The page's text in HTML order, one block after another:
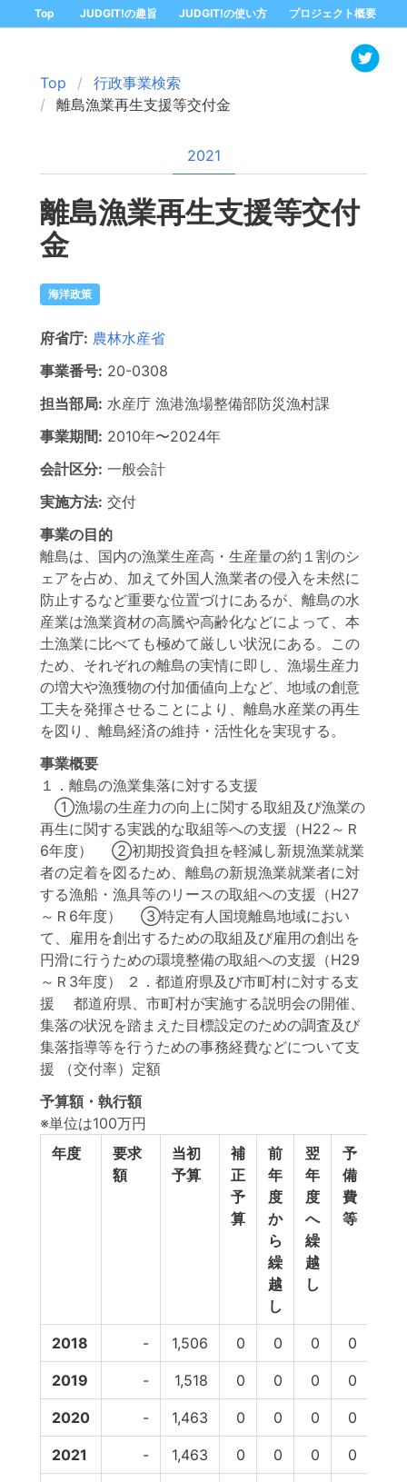
Top JUDGIT!の趣旨 JUDGIT!の使い方 プロジェクト概要
Top
行政事業検索
離島漁業再生支援等交付金
2021
離島漁業再生支援等交付
金
海洋政策
府省庁: 農林水産省
事業番号: 20-0308
担当部局: 水産庁 漁港漁場整備部防災漁村課
事業期間: 2010年〜2024年
会計区分: 一般会計
実施方法: 交付
事業の目的
離島は、国内の漁業生産高・生産量の約１割のシ
ェアを占め、加えて外国人漁業者の侵入を未然に
防止するなど重要な位置づけにあるが、離島の水
産業は漁業資材の高騰や高齢化などによって、本
土漁業に比べても極めて厳しい状況にある。この
ため、それぞれの離島の実情に即し、漁場生産力
の増大や漁獲物の付加価値向上など、地域の創意
工夫を発揮させることにより、離島水産業の再生
を図り、離島経済の維持・活性化を実現する。
事業概要
１．離島の漁業集落に対する支援
①漁場の生産力の向上に関する取組及び漁業の
再生に関する実践的な取組等への支援（H22～Ｒ
6年度） ②初期投資負担を軽減し新規漁業就業
者の定着を図るため、離島の新規漁業就業者に対
する漁船・漁具等のリースの取組への支援（H27
～Ｒ6年度） ③特定有人国境離島地域におい
て、雇用を創出するための取組及び雇用の創出を
円滑に行うための環境整備の取組への支援（H29
～Ｒ3年度） ２．都道府県及び市町村に対する支
援 都道府県、市町村が実施する説明会の開催、
集落の状況を踏まえた目標設定のための調査及び
集落指導等を行うための事務経費などについて支
援 （交付率）定額
予算額・執行額
※単位は100万円
年度
要求
額
当初
予算
補
正
予
算
前
年
度
か
ら
繰
越
し
翌
年
度
へ
繰
越
し
予
備
費
等
2018 - 1,506 0 0 0 0
2019 - 1,518 0 0 0 0
2020 - 1,463 0 0 0 0
2021 - 1,463 0 0 0 0